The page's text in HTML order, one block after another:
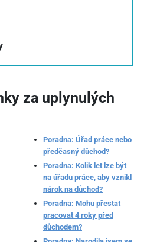
za uplynulých
Poradna: Úřad práce nebo
předčasný důchod?
Poradna: Kolik let lze být
na úřadu práce, aby vznikl
nárok na důchod?
Poradna: Mohu přestat
pracovat 4 roky před
důchodem?